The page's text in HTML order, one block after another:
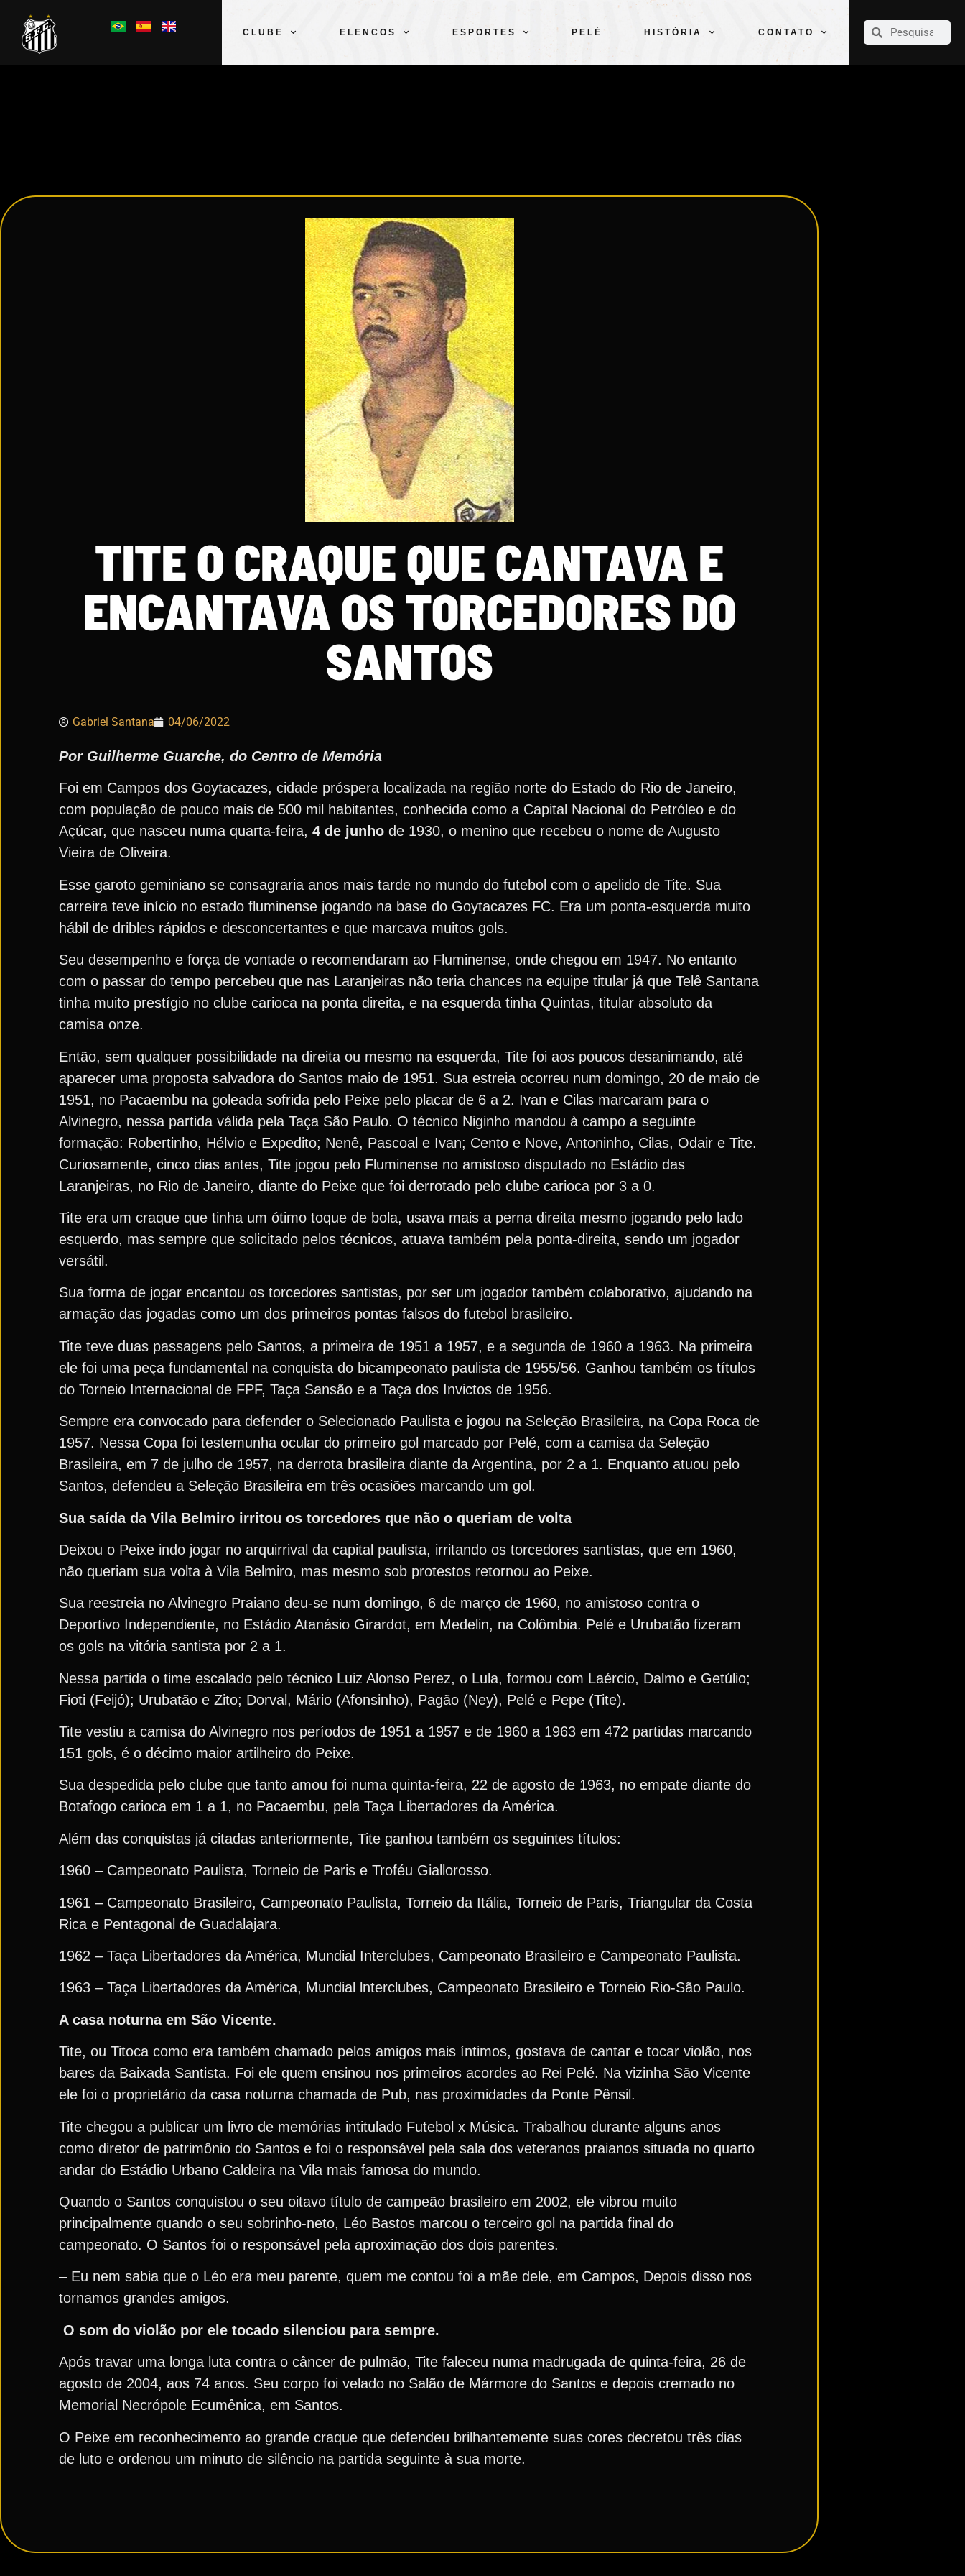
CLUBE ELENCOS ESPORTES PELÉ HISTÓRIA CONTATO
CLUBE
TITE O CRAQUE QUE CANTAVA E
ENCANTAVA OS TORCEDORES DO
SANTOS
Gabriel Santana 04/06/2022
Por Guilherme Guarche, do Centro de Memória
Foi em Campos dos Goytacazes, cidade próspera localizada na região norte do Estado do Rio de Janeiro,
com população de pouco mais de 500 mil habitantes, conhecida como a Capital Nacional do Petróleo e do
Açúcar, que nasceu numa quarta-feira, 4 de junho de 1930, o menino que recebeu o nome de Augusto
Vieira de Oliveira.
Esse garoto geminiano se consagraria anos mais tarde no mundo do futebol com o apelido de Tite. Sua
carreira teve início no estado fluminense jogando na base do Goytacazes FC. Era um ponta-esquerda muito
hábil de dribles rápidos e desconcertantes e que marcava muitos gols.
Seu desempenho e força de vontade o recomendaram ao Fluminense, onde chegou em 1947. No entanto
com o passar do tempo percebeu que nas Laranjeiras não teria chances na equipe titular já que Telê Santana
tinha muito prestígio no clube carioca na ponta direita, e na esquerda tinha Quintas, titular absoluto da
camisa onze.
Então, sem qualquer possibilidade na direita ou mesmo na esquerda, Tite foi aos poucos desanimando, até
aparecer uma proposta salvadora do Santos maio de 1951. Sua estreia ocorreu num domingo, 20 de maio de
1951, no Pacaembu na goleada sofrida pelo Peixe pelo placar de 6 a 2. Ivan e Cilas marcaram para o
Alvinegro, nessa partida válida pela Taça São Paulo. O técnico Niginho mandou à campo a seguinte
formação: Robertinho, Hélvio e Expedito; Nenê, Pascoal e Ivan; Cento e Nove, Antoninho, Cilas, Odair e Tite.
Curiosamente, cinco dias antes, Tite jogou pelo Fluminense no amistoso disputado no Estádio das
Laranjeiras, no Rio de Janeiro, diante do Peixe que foi derrotado pelo clube carioca por 3 a 0.
Tite era um craque que tinha um ótimo toque de bola, usava mais a perna direita mesmo jogando pelo lado
esquerdo, mas sempre que solicitado pelos técnicos, atuava também pela ponta-direita, sendo um jogador
versátil.
Sua forma de jogar encantou os torcedores santistas, por ser um jogador também colaborativo, ajudando na
armação das jogadas como um dos primeiros pontas falsos do futebol brasileiro.
Tite teve duas passagens pelo Santos, a primeira de 1951 a 1957, e a segunda de 1960 a 1963. Na primeira
ele foi uma peça fundamental na conquista do bicampeonato paulista de 1955/56. Ganhou também os títulos
do Torneio Internacional de FPF, Taça Sansão e a Taça dos Invictos de 1956.
Sempre era convocado para defender o Selecionado Paulista e jogou na Seleção Brasileira, na Copa Roca de
1957. Nessa Copa foi testemunha ocular do primeiro gol marcado por Pelé, com a camisa da Seleção
Brasileira, em 7 de julho de 1957, na derrota brasileira diante da Argentina, por 2 a 1. Enquanto atuou pelo
Santos, defendeu a Seleção Brasileira em três ocasiões marcando um gol.
Sua saída da Vila Belmiro irritou os torcedores que não o queriam de volta
Deixou o Peixe indo jogar no arquirrival da capital paulista, irritando os torcedores santistas, que em 1960,
não queriam sua volta à Vila Belmiro, mas mesmo sob protestos retornou ao Peixe.
Sua reestreia no Alvinegro Praiano deu-se num domingo, 6 de março de 1960, no amistoso contra o
Deportivo Independiente, no Estádio Atanásio Girardot, em Medelin, na Colômbia. Pelé e Urubatão fizeram
os gols na vitória santista por 2 a 1.
Nessa partida o time escalado pelo técnico Luiz Alonso Perez, o Lula, formou com Laércio, Dalmo e Getúlio;
Fioti (Feijó); Urubatão e Zito; Dorval, Mário (Afonsinho), Pagão (Ney), Pelé e Pepe (Tite).
Tite vestiu a camisa do Alvinegro nos períodos de 1951 a 1957 e de 1960 a 1963 em 472 partidas marcando
151 gols, é o décimo maior artilheiro do Peixe.
Sua despedida pelo clube que tanto amou foi numa quinta-feira, 22 de agosto de 1963, no empate diante do
Botafogo carioca em 1 a 1, no Pacaembu, pela Taça Libertadores da América.
Além das conquistas já citadas anteriormente, Tite ganhou também os seguintes títulos:
1960 – Campeonato Paulista, Torneio de Paris e Troféu Giallorosso.
1961 – Campeonato Brasileiro, Campeonato Paulista, Torneio da Itália, Torneio de Paris, Triangular da Costa
Rica e Pentagonal de Guadalajara.
1962 – Taça Libertadores da América, Mundial Interclubes, Campeonato Brasileiro e Campeonato Paulista.
1963 – Taça Libertadores da América, Mundial lnterclubes, Campeonato Brasileiro e Torneio Rio-São Paulo.
A casa noturna em São Vicente.
Tite, ou Titoca como era também chamado pelos amigos mais íntimos, gostava de cantar e tocar violão, nos
bares da Baixada Santista. Foi ele quem ensinou nos primeiros acordes ao Rei Pelé. Na vizinha São Vicente
ele foi o proprietário da casa noturna chamada de Pub, nas proximidades da Ponte Pênsil.
Tite chegou a publicar um livro de memórias intitulado Futebol x Música. Trabalhou durante alguns anos
como diretor de patrimônio do Santos e foi o responsável pela sala dos veteranos praianos situada no quarto
andar do Estádio Urbano Caldeira na Vila mais famosa do mundo.
Quando o Santos conquistou o seu oitavo título de campeão brasileiro em 2002, ele vibrou muito
principalmente quando o seu sobrinho-neto, Léo Bastos marcou o terceiro gol na partida final do
campeonato. O Santos foi o responsável pela aproximação dos dois parentes.
– Eu nem sabia que o Léo era meu parente, quem me contou foi a mãe dele, em Campos, Depois disso nos
tornamos grandes amigos.
O som do violão por ele tocado silenciou para sempre.
Após travar uma longa luta contra o câncer de pulmão, Tite faleceu numa madrugada de quinta-feira, 26 de
agosto de 2004, aos 74 anos. Seu corpo foi velado no Salão de Mármore do Santos e depois cremado no
Memorial Necrópole Ecumênica, em Santos.
O Peixe em reconhecimento ao grande craque que defendeu brilhantemente suas cores decretou três dias
de luto e ordenou um minuto de silêncio na partida seguinte à sua morte.